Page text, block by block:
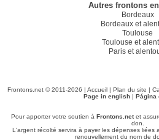
Autres frontons
Bordeaux
Bordeaux et
Toulouse
Toulouse et
Paris et
Frontons.net © 2011-2026 | Accueil| Plan du site |
Page in english | Página
Pour apporter votre soutien à Frontons.netet
don.
L'argent récolté servira à payer les dépenses liées
renouvellement du nom de